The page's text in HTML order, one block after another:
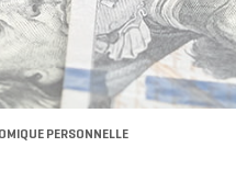
PERSONNELLE